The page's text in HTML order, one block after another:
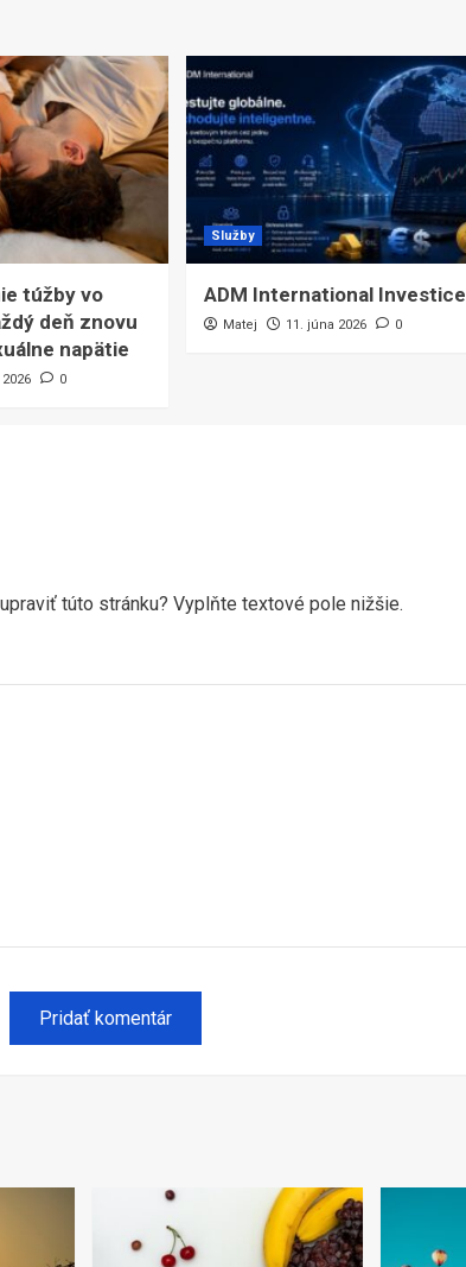
túžby vo
deň znovu
napätie
0
Služby
ADM International Investice
Matej 11. júna 2026 0
túto stránku? Vyplňte textové pole nižšie.